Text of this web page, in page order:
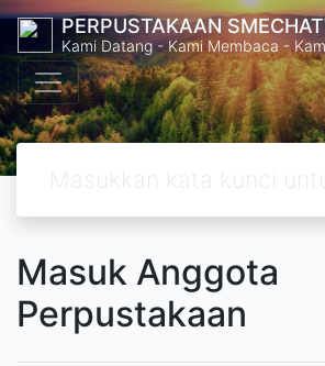
PERPUSTAKAAN
Kami Datang - Kami Membaca -
Masuk Anggota
Perpustakaan